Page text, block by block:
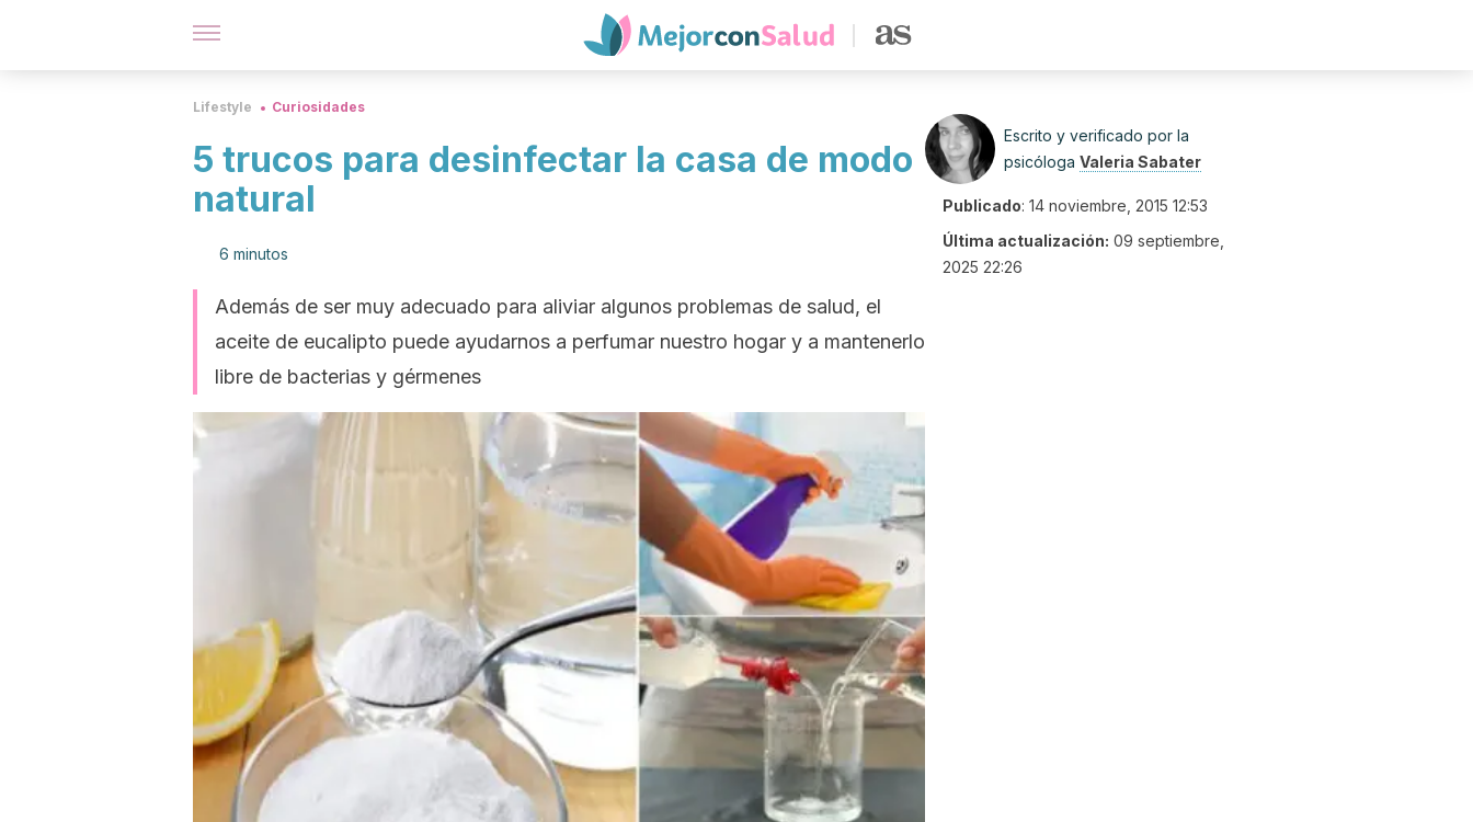
Lifestyle Curiosidades
5 trucos para desinfectar la casa de modo
natural
6 minutos
Además de ser muy adecuado para aliviar algunos problemas de salud, el
aceite de eucalipto puede ayudarnos a perfumar nuestro hogar y a mantenerlo
libre de bacterias y gérmenes
Escrito y verificado por la
psicóloga Valeria Sabater
Publicado: 14 noviembre, 2015 12:53
Última actualización: 09 septiembre,
2025 22:26